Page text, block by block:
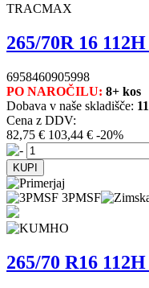
TRACMAX
265/70R 16
6958460905998
PO NAROČILU: 8+ kos
Dobava v naše skladišče:
Cena z DDV:
82,75 € 103,44 € -20%
3PMSF
265/70 R16